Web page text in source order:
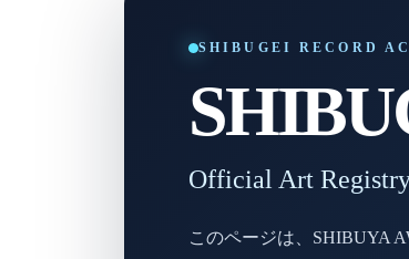
SHIBUGEI RECORD
Official Art
このページは、SHIBUYA